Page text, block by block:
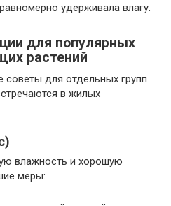
удерживала влагу.
для популярных
растений
для отдельных групп
в жилых
влажность и хорошую
меры: